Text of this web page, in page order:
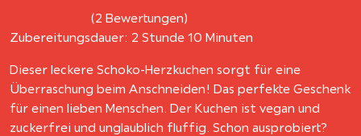
(2 Bewertungen)
Zubereitungsdauer: 2 Stunde 10 Minuten
Dieser leckere Schoko-Herzkuchen sorgt für eine
Überraschung beim Anschneiden! Das perfekte Geschenk
für einen lieben Menschen. Der Kuchen ist vegan und
zuckerfrei und unglaublich fluffig. Schon ausprobiert?